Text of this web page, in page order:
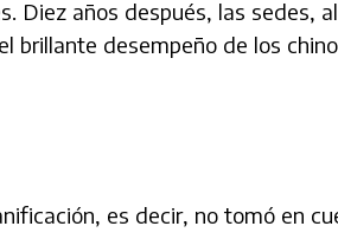
Diez años después, las sedes,
desempeño de los
es decir, no tomó en